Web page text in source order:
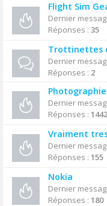
Flight Sim
Dernier
Réponses : 35
Trottinettes
Dernier
Réponses : 2
Dernier
Réponses : 1442
Vraiment
Dernier
Réponses : 155
Nokia
Dernier
Réponses : 180